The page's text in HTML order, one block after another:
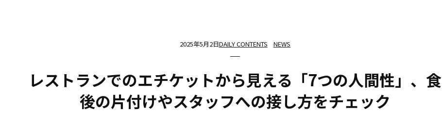
2025年5月2日DAILY CONTENTS NEWS
レストランでのエチケットから見える「7つの人間性」、食
後の片付けやスタッフへの接し方をチェック